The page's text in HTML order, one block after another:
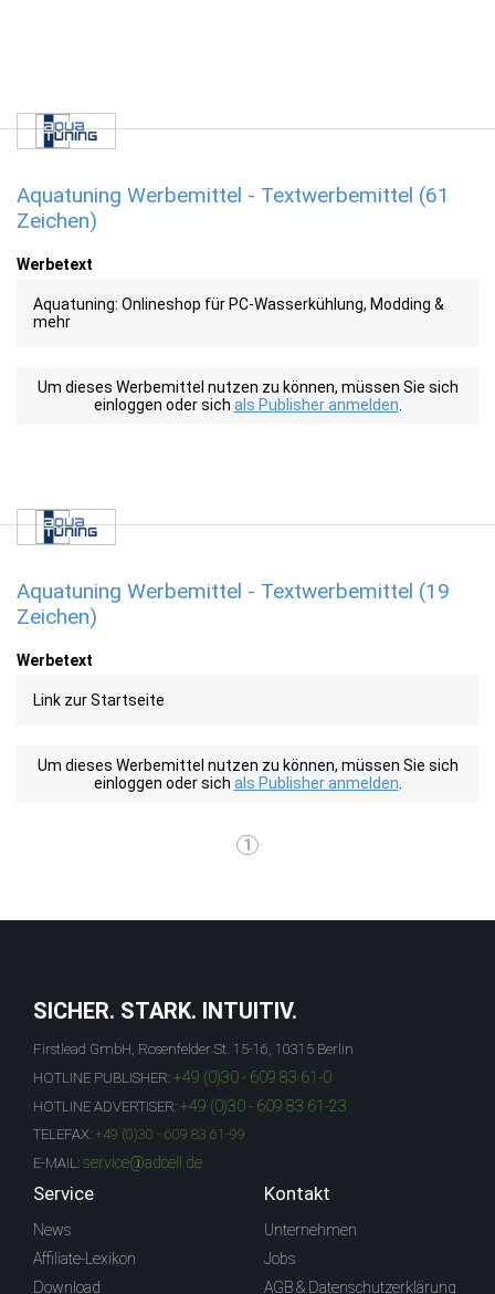
Aquatuning Werbemittel - Textwerbemittel (61
Zeichen)
Werbetext
Aquatuning: Onlineshop für PC-Wasserkühlung, Modding &
mehr
Um dieses Werbemittel nutzen zu können, müssen Sie sich
einloggen oder sich als Publisher anmelden
Aquatuning Werbemittel - Textwerbemittel (19
Zeichen)
Werbetext
Link zur Startseite
Um dieses Werbemittel nutzen zu können, müssen Sie sich
einloggen oder sich als Publisher anmelden
1
SICHER. STARK. INTUITIV.
Firstlead GmbH, Rosenfelder St. 15-16, 10315 Berlin
HOTLINE PUBLISHER: +49 (0)30 - 609 83 61-0
HOTLINE ADVERTISER: +49 (0)30 - 609 83 61-23
TELEFAX: +49 (0)30 - 609 83 61-99
E-MAIL: service@adcell.de
Service
News
Affiliate-Lexikon
Download
Kontakt
Unternehmen
Jobs
AGB & Datenschutzerklärung